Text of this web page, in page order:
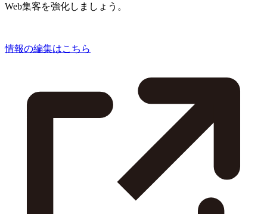
Web集客を強化しましょう。
情報の編集はこちら